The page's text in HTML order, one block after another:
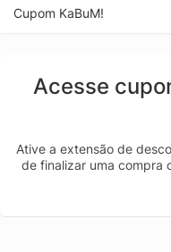
Cupom KaBuM!
Acesse
Ative a extensão de
de finalizar uma compra